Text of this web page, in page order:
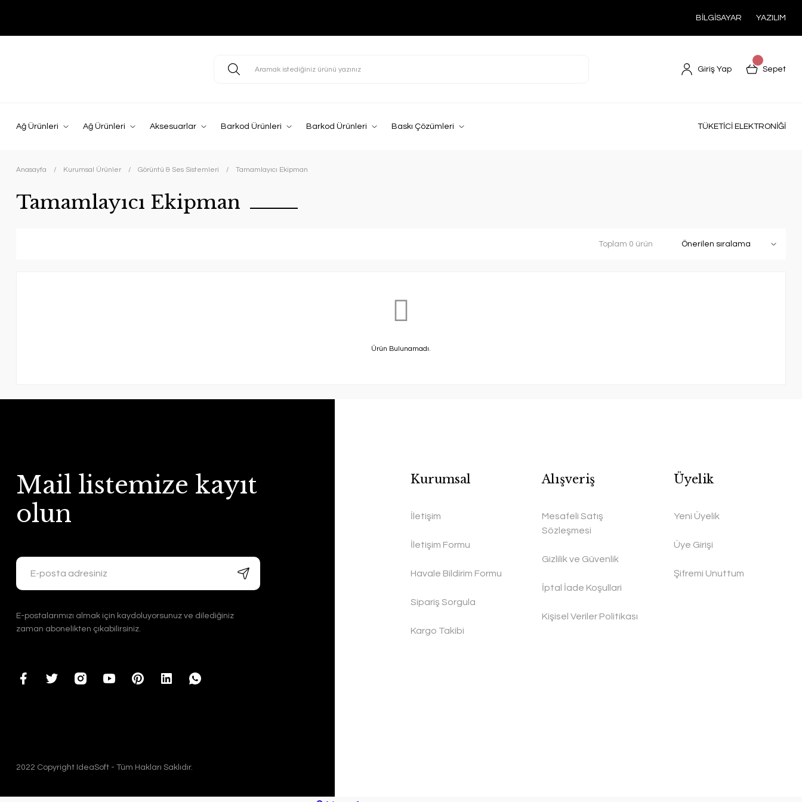
BİLGİSAYAR YAZILIM
Giriş Yap Sepet
Ağ Ürünleri Ağ Ürünleri Aksesuarlar Barkod Ürünleri Barkod Ürünleri Baskı Çözümleri TÜKETİCİ ELEKTRONİĞİ
Anasayfa Kurumsal Ürünler Görüntü & Ses Sistemleri Tamamlayıcı Ekipman
Tamamlayıcı Ekipman
Toplam 0 ürün
Ürün Bulunamadı.
Mail listemize kayıt
olun
E-postalarımızı almak için kaydoluyorsunuz ve dilediğiniz
zaman abonelikten çıkabilirsiniz.
Kurumsal
İletişim
İletişim Formu
Havale Bildirim Formu
Sipariş Sorgula
Kargo Takibi
Alışveriş
Mesafeli Satış
Sözleşmesi
Gizlilik ve Güvenlik
İptal İade Koşullari
Kişisel Veriler Politikası
Üyelik
Yeni Üyelik
Üye Girişi
Şifremi Unuttum
2022 Copyright IdeaSoft - Tüm Hakları Saklıdır.